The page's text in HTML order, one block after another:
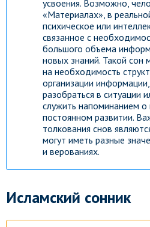
усвоения. Возможно,
«Материалах», в
психическое или
связанное с
большого объема
новых знаний. Такой сон
на необходимость
организации
разобраться в ситуации
служить напоминанием
постоянном развитии.
толкования снов
могут иметь разные
и верованиях.
Исламский сонник